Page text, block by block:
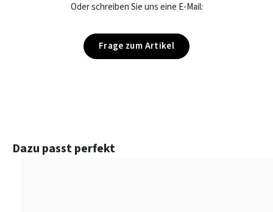
Oder schreiben Sie uns eine E-Mail:
Frage zum Artikel
Produktgalerie überspringen
Dazu passt perfekt